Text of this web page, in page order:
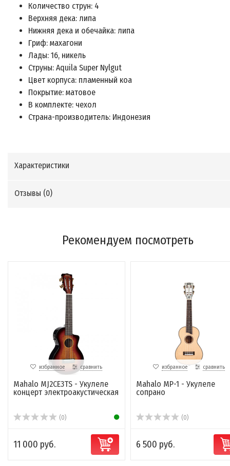
Количество струн: 4
Верхняя дека: липа
Нижняя дека и обечайка: липа
Гриф: махагони
Лады: 16, никель
Струны: Aquila Super Nylgut
Цвет корпуса: пламенный коа
Покрытие: матовое
В комплекте: чехол
Страна-производитель: Индонезия
Характеристики
Отзывы (0)
Рекомендуем посмотреть
избранное сравнить
Mahalo MJ2CE3TS - Укулеле
концерт электроакустическая
(0)
11 000 руб.
избранное сравнить
Mahalo MP-1 - Укулеле
сопрано
(0)
6 500 руб.